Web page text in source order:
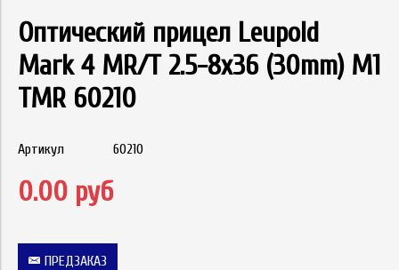
Оптический прицел Leupold
Mark 4 MR/T 2.5-8x36 (30mm) M1
TMR 60210
Артикул 60210
0.00 руб
ПРЕДЗАКАЗ